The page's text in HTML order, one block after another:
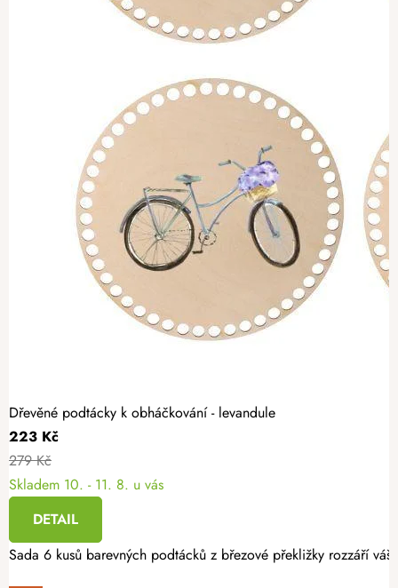
Dřevěné podtácky k obháčkování - levandule
223 Kč
279 Kč
Skladem 10. - 11. 8. u vás
DETAIL
Sada 6 kusů barevných podtácků z březové překližky rozzáří